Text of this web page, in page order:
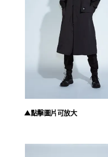
▲點擊圖片可放大